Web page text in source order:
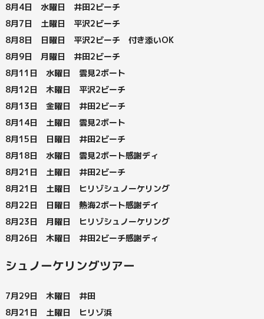
8月4日 水曜日 井田2ビーチ
8月7日 土曜日 平沢2ビーチ
8月8日 日曜日 平沢2ビーチ 付き添いOK
8月9日 月曜日 井田2ビーチ
8月11日 水曜日 雲見2ボート
8月12日 木曜日 平沢2ビーチ
8月13日 金曜日 井田2ビーチ
8月14日 土曜日 雲見2ボート
8月15日 日曜日 井田2ビーチ
8月18日 水曜日 雲見2ボート感謝ディ
8月21日 土曜日 井田2ビーチ
8月21日 土曜日 ヒリゾシュノーケリング
8月22日 日曜日 熱海2ボート感謝デイ
8月23日 月曜日 ヒリゾシュノーケリング
8月26日 木曜日 井田2ビーチ感謝ディ
シュノーケリングツアー
7月29日 木曜日 井田
8月21日 土曜日 ヒリゾ浜